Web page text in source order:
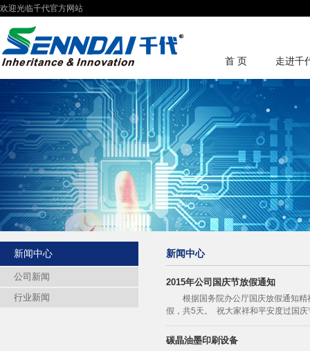
欢迎光临千代官方网站
首 页 走进千
新闻中心
公司新闻
行业新闻
新闻中心
2015年公司国庆节放假通知
根据国务院办公厅国庆放假通知
假，共5天。 祝大家祥和平安度过国
碳晶油墨印刷设备